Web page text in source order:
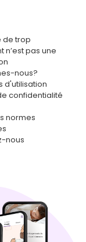
de trop
n’est pas une
nous?
d'utilisation
confidentialité
normes
nous